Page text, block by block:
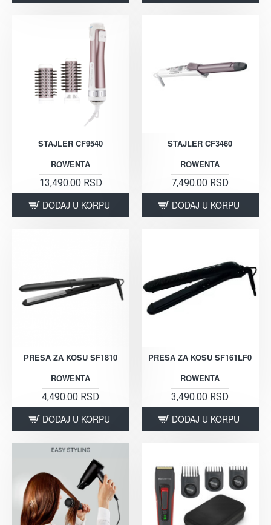
STAJLER CF9540
ROWENTA
13,490.00 RSD
DODAJ U KORPU
STAJLER CF3460
ROWENTA
7,490.00 RSD
DODAJ U KORPU
PRESA ZA KOSU SF1810
ROWENTA
4,490.00 RSD
DODAJ U KORPU
PRESA ZA KOSU SF161LF0
ROWENTA
3,490.00 RSD
DODAJ U KORPU